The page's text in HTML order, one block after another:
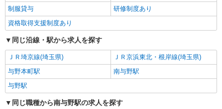
埼玉県さいたま市桜区
キープ
職業紹介
株式会社kotrio /●SW-S-2023536
ンのサポートSTAFF
時給1550円〜2312円 ＜交通費全支給(ガソリ
制服貸与
研修制度あり
資格取得支援制度あり
同じ沿線・駅から求人を探す
ＪＲ埼京線(埼玉県)
ＪＲ京浜東北・根岸線(埼玉県)
与野本町駅
南与野駅
与野駅
同じ職種から南与野駅の求人を探す